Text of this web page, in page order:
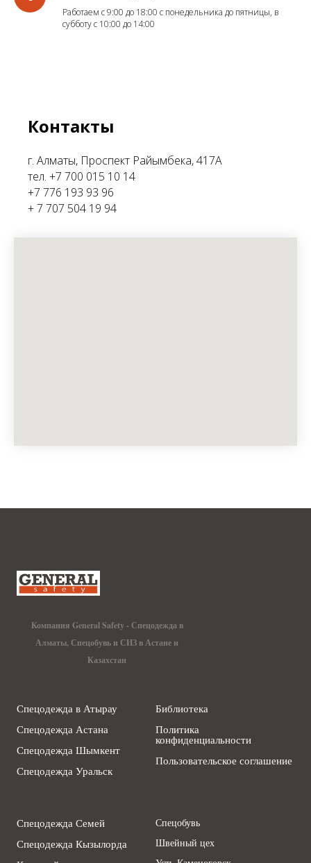
Работаем с 9:00 до 18:00 с понедельника до пятницы, в
субботу с 10:00 до 14:00
Контакты
г. Алматы, Проспект Райымбека, 417А
тел. +7 700 015 10 14
+7 776 193 93 96
+ 7 707 504 19 94
Компания General Safety - Спецодежда в
Алматы, Спецобувь и СИЗ в Астане и
Казахстан
Спецодежда в Атырау
Спецодежда Астана
Спецодежда Шымкент
Спецодежда Уральск
Библиотека
Политика
конфиденциальности
Пользовательское соглашение
Спецодежда Семей
Спецодежда Кызылорда
Спецобувь
Швейный цех